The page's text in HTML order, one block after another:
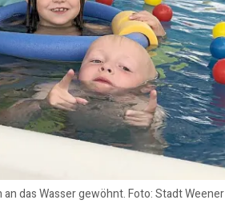
das Wasser gewöhnt. Foto: Stadt Weener